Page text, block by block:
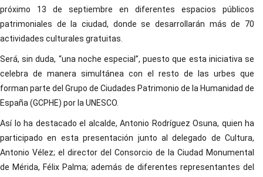
próximo 13 de septiembre en diferentes espacios públicos
patrimoniales de la ciudad, donde se desarrollarán más de 70
actividades culturales gratuitas.
Será, sin duda, “una noche especial”, puesto que esta iniciativa se
celebra de manera simultánea con el resto de las urbes que
forman parte del Grupo de Ciudades Patrimonio de la Humanidad de
España (GCPHE) por la UNESCO.
Así lo ha destacado el alcalde, Antonio Rodríguez Osuna, quien ha
participado en esta presentación junto al delegado de Cultura,
Antonio Vélez; el director del Consorcio de la Ciudad Monumental
de Mérida, Félix Palma; además de diferentes representantes del